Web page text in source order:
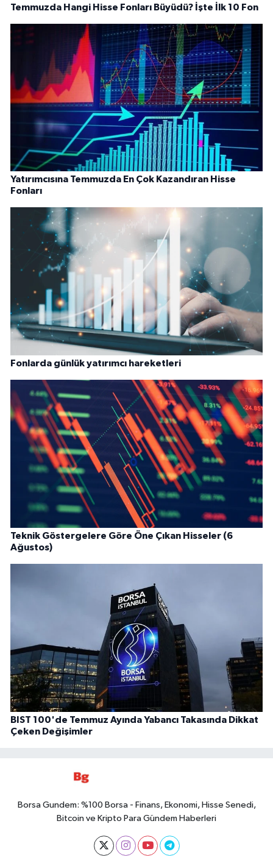
Temmuzda Hangi Hisse Fonları Büyüdü? İşte İlk 10 Fon
Yatırımcısına Temmuzda En Çok Kazandıran Hisse
Fonları
Fonlarda günlük yatırımcı hareketleri
Teknik Göstergelere Göre Öne Çıkan Hisseler (6
Ağustos)
BIST 100'de Temmuz Ayında Yabancı Takasında Dikkat
Çeken Değişimler
Borsa Gundem: %100 Borsa - Finans, Ekonomi, Hisse Senedi,
Bitcoin ve Kripto Para Gündem Haberleri